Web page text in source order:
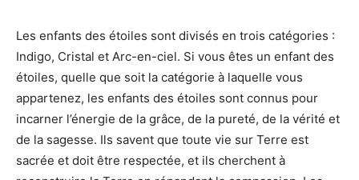
Les enfants des étoiles sont divisés en trois catégories :
Indigo, Cristal et Arc-en-ciel. Si vous êtes un enfant des
étoiles, quelle que soit la catégorie à laquelle vous
appartenez, les enfants des étoiles sont connus pour
incarner l’énergie de la grâce, de la pureté, de la vérité et
de la sagesse. Ils savent que toute vie sur Terre est
sacrée et doit être respectée, et ils cherchent à